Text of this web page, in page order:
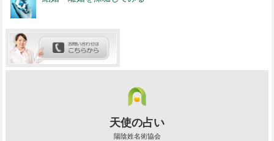
天使の占い
陽陰姓名術協会